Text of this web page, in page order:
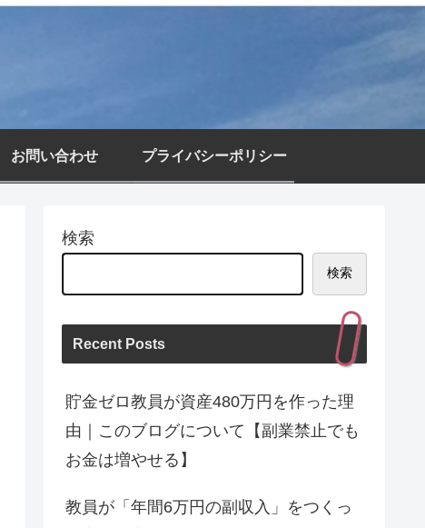
お問い合わせ プライバシーポリシー
検索
検索
Recent Posts
貯金ゼロ教員が資産480万円を作った理
由｜このブログについて【副業禁止でも
お金は増やせる】
教員が「年間6万円の副収入」をつくっ